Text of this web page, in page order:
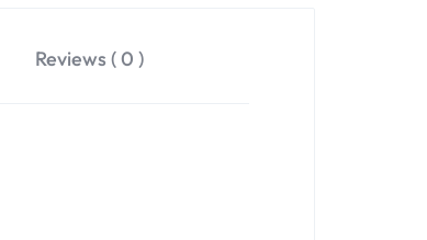
Reviews ( 0 )